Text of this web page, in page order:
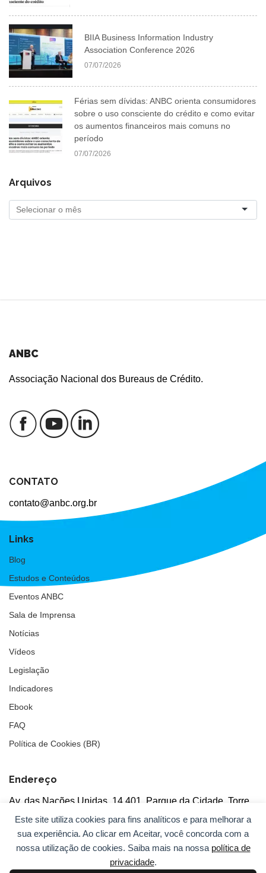
Este site utiliza cookies para fins analíticos e para melhorar a
sua experiência. Ao clicar em Aceitar, você concorda com a
nossa utilização de cookies. Saiba mais na nossa política de
privacidade.
BIIA Business Information Industry
Association Conference 2026
07/07/2026
Férias sem dívidas: ANBC orienta consumidores
sobre o uso consciente do crédito e como evitar
os aumentos financeiros mais comuns no
período
07/07/2026
Arquivos
ANBC
Associação Nacional dos Bureaus de Crédito.
CONTATO
contato@anbc.org.br
Links
Blog
Estudos e Conteúdos
Eventos ANBC
Sala de Imprensa
Notícias
Vídeos
Legislação
Indicadores
Ebook
FAQ
Política de Cookies (BR)
Endereço
Av. das Nações Unidas, 14.401, Parque da Cidade, Torre
Tarumã
5°andar, salas 502/503, CEP: 04730-090, São Paulo, SP